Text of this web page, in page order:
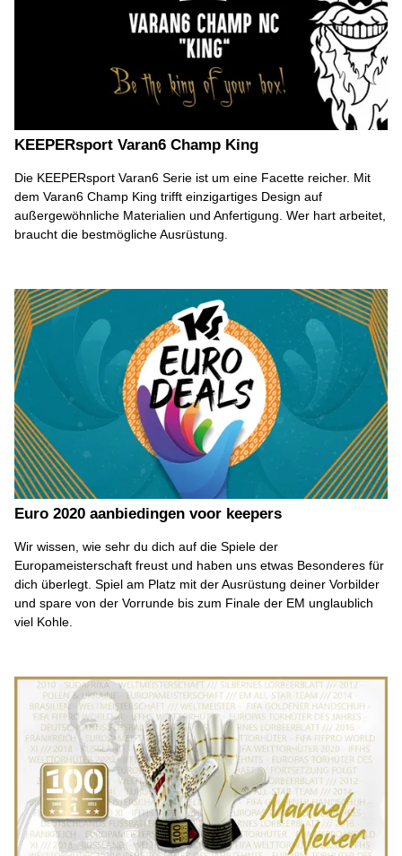
KEEPERsport Varan6 Champ King
Die KEEPERsport Varan6 Serie ist um eine Facette reicher. Mit
dem Varan6 Champ King trifft einzigartiges Design auf
außergewöhnliche Materialien und Anfertigung. Wer hart arbeitet,
braucht die bestmögliche Ausrüstung.
Euro 2020 aanbiedingen voor keepers
Wir wissen, wie sehr du dich auf die Spiele der
Europameisterschaft freust und haben uns etwas Besonderes für
dich überlegt. Spiel am Platz mit der Ausrüstung deiner Vorbilder
und spare von der Vorrunde bis zum Finale der EM unglaublich
viel Kohle.